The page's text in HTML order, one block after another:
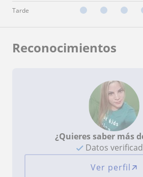
Tarde
Reconocimientos
¿Quieres saber más
Datos
Ver perfil